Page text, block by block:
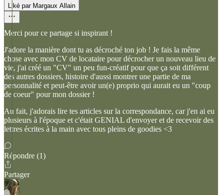
Liké par Margaux Allain
Merci pour ce partage si inspirant !
J'adore la manière dont tu as décroché ton job ! Je fais la même
chose avec mon CV de locataire pour décrocher un nouveau lieu de
vie, j'ai créé un "CV" un peu fun-créatif pour que ça soit différent
des autres dossiers, histoire d'aussi montrer une partie de ma
personnalité et peut-être avoir un(e) proprio qui aurait eu un "coup
de coeur" pour mon dossier !
Au fait, j'adorais lire tes articles sur la correspondance, car j'en ai eu
plusieurs à l'époque et c'était GENIAL d'envoyer et de recevoir des
lettres écrites à la main avec tous pleins de goodies <3
Répondre (1)
Partager